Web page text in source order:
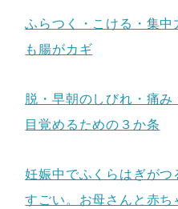
ふらつく・こける・集
も腸がカギ
脱・早朝のしびれ・痛
目覚めるための３か条
妊娠中でふくらはぎが
すごい。お母さんと赤